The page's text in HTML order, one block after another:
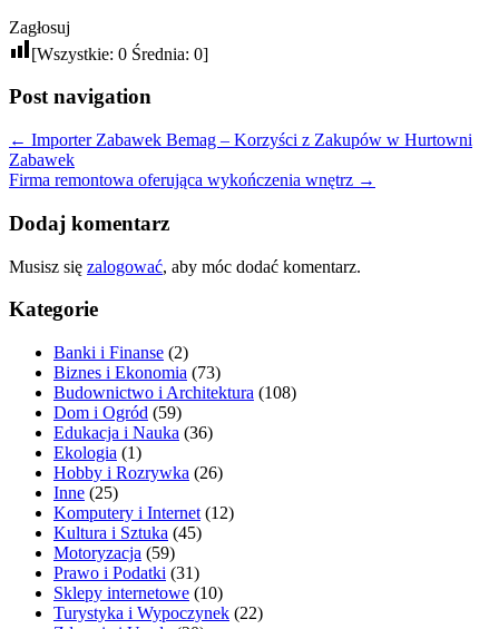
Zagłosuj
[Wszystkie: 0 Średnia: 0]
Post navigation
← Importer Zabawek Bemag – Korzyści z Zakupów w Hurtowni
Zabawek
Firma remontowa oferująca wykończenia wnętrz →
Dodaj komentarz
Musisz się zalogować, aby móc dodać komentarz.
Kategorie
Banki i Finanse (2)
Biznes i Ekonomia (73)
Budownictwo i Architektura (108)
Dom i Ogród (59)
Edukacja i Nauka (36)
Ekologia (1)
Hobby i Rozrywka (26)
Inne (25)
Komputery i Internet (12)
Kultura i Sztuka (45)
Motoryzacja (59)
Prawo i Podatki (31)
Sklepy internetowe (10)
Turystyka i Wypoczynek (22)